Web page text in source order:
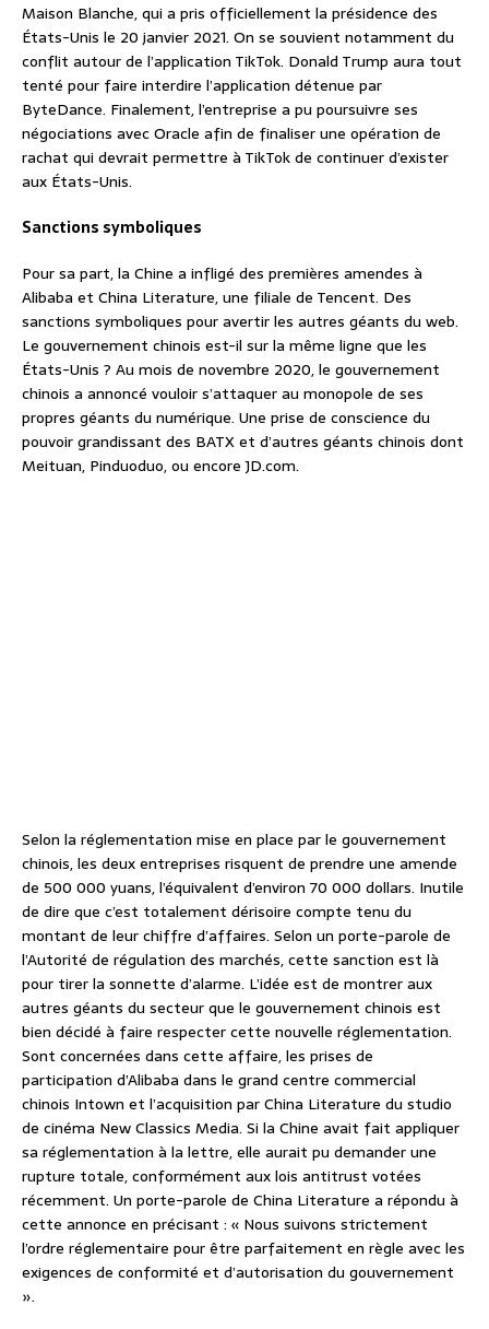
Maison Blanche, qui a pris officiellement la présidence des
États-Unis le 20 janvier 2021. On se souvient notamment du
conflit autour de l’application TikTok. Donald Trump aura tout
tenté pour faire interdire l’application détenue par
ByteDance. Finalement, l’entreprise a pu poursuivre ses
négociations avec Oracle afin de finaliser une opération de
rachat qui devrait permettre à TikTok de continuer d’exister
aux États-Unis.
Sanctions symboliques
Pour sa part, la Chine a infligé des premières amendes à
Alibaba et China Literature, une filiale de Tencent. Des
sanctions symboliques pour avertir les autres géants du web.
Le gouvernement chinois est-il sur la même ligne que les
États-Unis ? Au mois de novembre 2020, le gouvernement
chinois a annoncé vouloir s’attaquer au monopole de ses
propres géants du numérique. Une prise de conscience du
pouvoir grandissant des BATX et d’autres géants chinois dont
Meituan, Pinduoduo, ou encore JD.com.
Selon la réglementation mise en place par le gouvernement
chinois, les deux entreprises risquent de prendre une amende
de 500 000 yuans, l’équivalent d’environ 70 000 dollars. Inutile
de dire que c’est totalement dérisoire compte tenu du
montant de leur chiffre d’affaires. Selon un porte-parole de
l’Autorité de régulation des marchés, cette sanction est là
pour tirer la sonnette d’alarme. L’idée est de montrer aux
autres géants du secteur que le gouvernement chinois est
bien décidé à faire respecter cette nouvelle réglementation.
Sont concernées dans cette affaire, les prises de
participation d’Alibaba dans le grand centre commercial
chinois Intown et l’acquisition par China Literature du studio
de cinéma New Classics Media. Si la Chine avait fait appliquer
sa réglementation à la lettre, elle aurait pu demander une
rupture totale, conformément aux lois antitrust votées
récemment. Un porte-parole de China Literature a répondu à
cette annonce en précisant : « Nous suivons strictement
l’ordre réglementaire pour être parfaitement en règle avec les
exigences de conformité et d’autorisation du gouvernement
».